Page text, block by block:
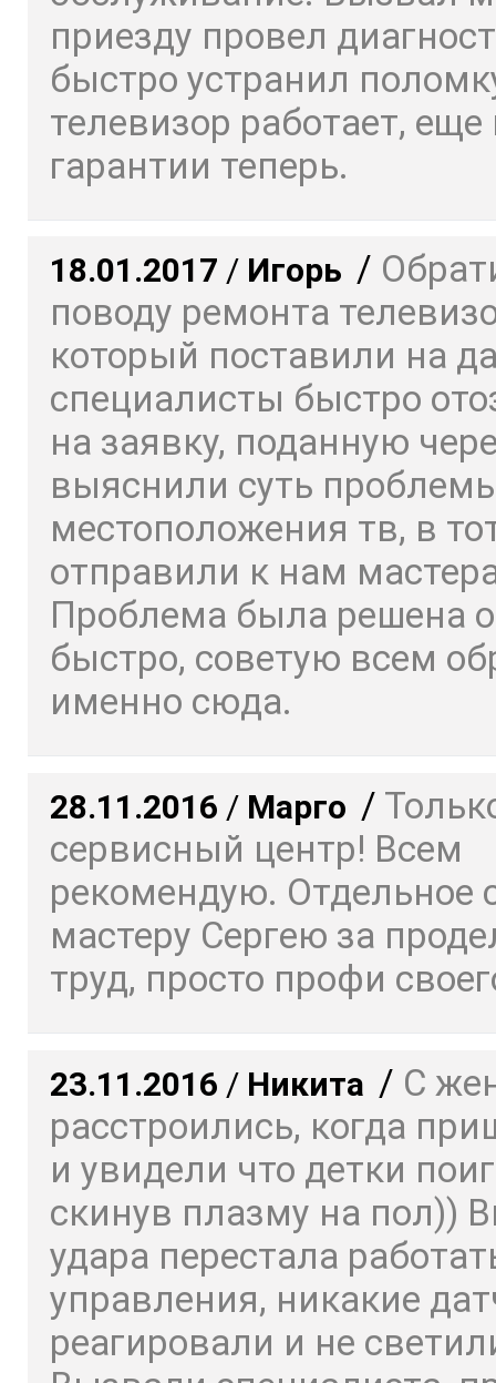
приезду провел
быстро устранил
телевизор работает, еще
гарантии теперь.
18.01.2017 / Игорь /
поводу ремонта
который поставили на
специалисты быстро
на заявку, поданную
выяснили суть
местоположения тв, в
отправили к нам
Проблема была решена
быстро, советую всем
именно сюда.
28.11.2016 / Марго /
сервисный центр! Всем
рекомендую. Отдельное
мастеру Сергею за
труд, просто профи
23.11.2016 / Никита / С
расстроились, когда
и увидели что детки
скинув плазму на пол))
удара перестала
управления, никакие
реагировали и не